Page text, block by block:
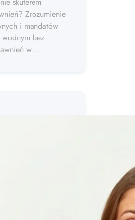
skuterem
Zrozumienie
i mandatów
wodnym bez
w…